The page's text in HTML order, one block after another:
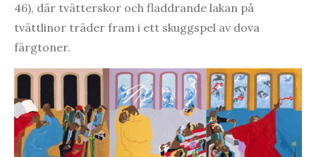
46), där tvätterskor och fladdrande lakan på
tvättlinor träder fram i ett skuggspel av dova
färgtoner.